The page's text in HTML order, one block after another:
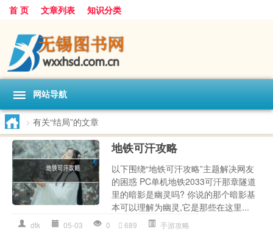
首 页 文章列表 知识分类
网站导航
> 有关“结局”的文章
地铁可汗攻略
以下围绕“地铁可汗攻略”主题解决网友
的困惑 PC单机地铁2033可汗那章隧道
里的暗影是幽灵吗? 你说的那个暗影基
本可以理解为幽灵,它是那些在这里...
dtk 05-03 0 689 手游攻略